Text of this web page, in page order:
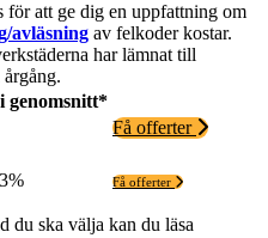
för att ge dig en uppfattning om
avläsning av felkoder kostar.
har lämnat till
genomsnitt*
Få offerter
Få offerter
du ska välja kan du läsa